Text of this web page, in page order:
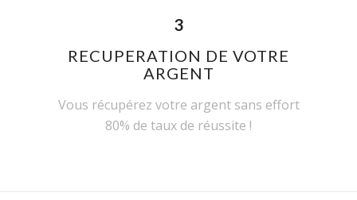
3
RECUPERATION DE VOTRE
ARGENT
Vous récupérez votre argent sans effort
80% de taux de réussite !